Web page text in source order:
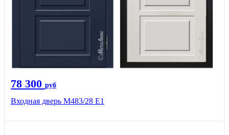
78 300 руб
Входная дверь М483/28 Е1